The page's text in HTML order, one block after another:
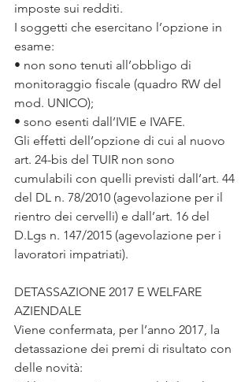
imposte sui redditi.
I soggetti che esercitano l’opzione in
esame:
• non sono tenuti all’obbligo di
monitoraggio fiscale (quadro RW del
mod. UNICO);
• sono esenti dall’IVIE e IVAFE.
Gli effetti dell’opzione di cui al nuovo
art. 24-bis del TUIR non sono
cumulabili con quelli previsti dall’art. 44
del DL n. 78/2010 (agevolazione per il
rientro dei cervelli) e dall’art. 16 del
D.Lgs n. 147/2015 (agevolazione per i
lavoratori impatriati).
DETASSAZIONE 2017 E WELFARE
AZIENDALE
Viene confermata, per l’anno 2017, la
detassazione dei premi di risultato con
delle novità: